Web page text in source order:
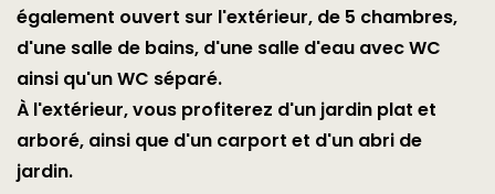
également ouvert sur l'extérieur, de 5 chambres,
d'une salle de bains, d'une salle d'eau avec WC
ainsi qu'un WC séparé.
À l'extérieur, vous profiterez d'un jardin plat et
arboré, ainsi que d'un carport et d'un abri de
jardin.